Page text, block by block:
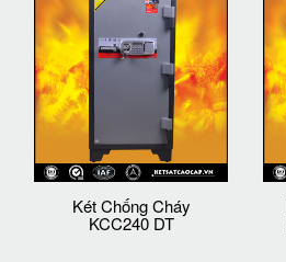
Két Chống Cháy
KCC240 DT